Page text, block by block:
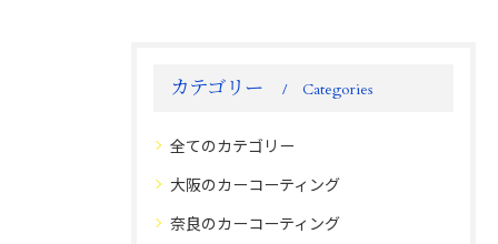
カテゴリー Categories
全てのカテゴリー
大阪のカーコーティング
奈良のカーコーティング